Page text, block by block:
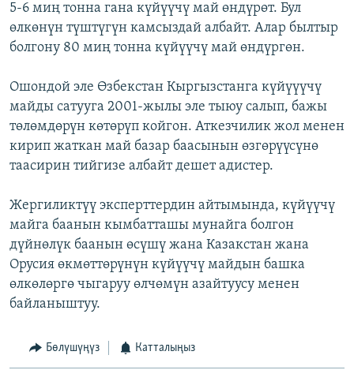
5-6 миң тонна гана күйүүчү май өндүрөт. Бул
өлкөнүн түштүгүн камсыздай албайт. Алар былтыр
болгону 80 миң тонна күйүүчү май өндүргөн.
Ошондой эле Өзбекстан Кыргызстанга күйүүүчү
майды сатууга 2001-жылы эле тыюу салып, бажы
төлөмдөрүн көтөрүп койгон. Аткезчилик жол менен
кирип жаткан май базар баасынын өзгөрүүсүнө
таасирин тийгизе албайт дешет адистер.
Жергиликтүү эксперттердин айтымында, күйүүчү
майга баанын кымбатташы мунайга болгон
дүйнөлүк баанын өсүшү жана Казакстан жана
Орусия өкмөттөрүнүн күйүүчү майдын башка
өлкөлөргө чыгаруу өлчөмүн азайтуусу менен
байланыштуу.
Бөлүшүңүз Катталыңыз